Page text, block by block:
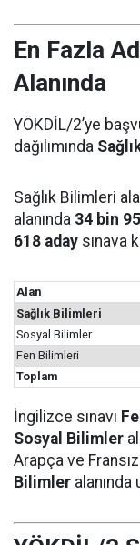
En Fazla
Alanında
YÖKDİL/2’ye
dağılımında
Sağlık Bilimleri
alanında 34 bin
618 aday sınava
Alan
Sağlık Bilimleri
Sosyal Bilimler
Fen Bilimleri
Toplam
İngilizce sınavı
Sosyal Bilimler
Arapça ve
Bilimler